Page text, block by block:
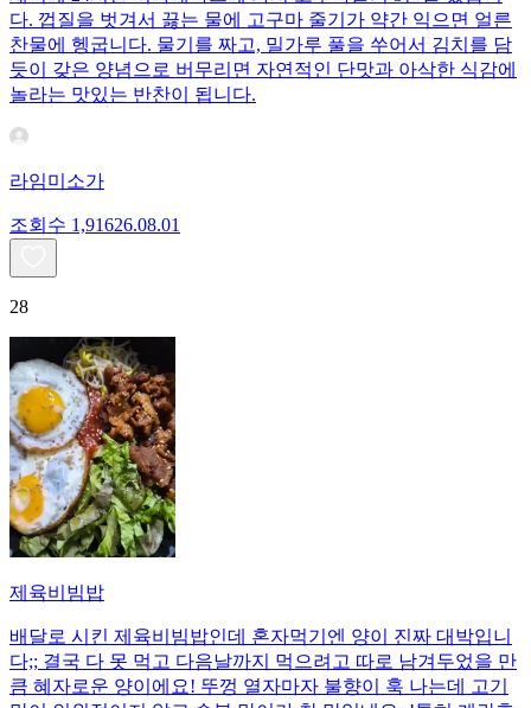
다. 껍질을 벗겨서 끓는 물에 고구마 줄기가 약간 익으면 얼른
찬물에 헹굽니다. 물기를 짜고, 밀가루 풀을 쑤어서 김치를 담
듯이 갖은 양념으로 버무리면 자연적인 단맛과 아삭한 식감에
놀라는 맛있는 반찬이 됩니다.
라임미소가
조회수 1,91626.08.01
28
제육비빔밥
배달로 시킨 제육비빔밥인데 혼자먹기엔 양이 진짜 대박입니
다;; 결국 다 못 먹고 다음날까지 먹으려고 따로 남겨두었을 만
큼 혜자로운 양이에요! 뚜껑 열자마자 불향이 훅 나는데 고기